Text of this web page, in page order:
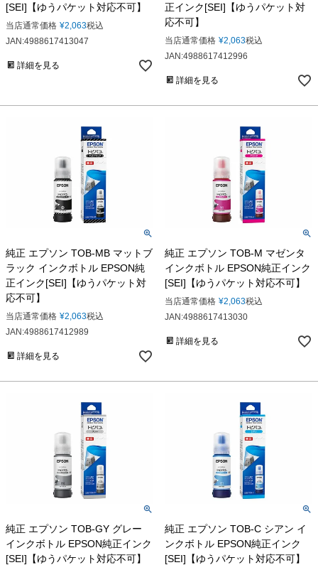
[SEI]【ゆうパケット対応不可】
当店通常価格 ¥2,063税込
JAN:4988617413047
詳細を見る
正インク[SEI]【ゆうパケット対
応不可】
当店通常価格 ¥2,063税込
JAN:4988617412996
詳細を見る
純正 エプソン TOB-MB マットブ
ラック インクボトル EPSON純
正インク[SEI]【ゆうパケット対
応不可】
当店通常価格 ¥2,063税込
JAN:4988617412989
詳細を見る
純正 エプソン TOB-M マゼンタ
インクボトル EPSON純正インク
[SEI]【ゆうパケット対応不可】
当店通常価格 ¥2,063税込
JAN:4988617413030
詳細を見る
純正 エプソン TOB-GY グレー
インクボトル EPSON純正インク
[SEI]【ゆうパケット対応不可】
純正 エプソン TOB-C シアン イ
ンクボトル EPSON純正インク
[SEI]【ゆうパケット対応不可】